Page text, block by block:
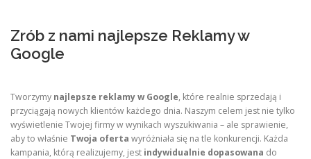
Zrób z nami najlepsze Reklamy w
Google
Tworzymy najlepsze reklamy w Google, które realnie sprzedają i
przyciągają nowych klientów każdego dnia. Naszym celem jest nie tylko
wyświetlenie Twojej firmy w wynikach wyszukiwania – ale sprawienie,
aby to właśnie Twoja oferta wyróżniała się na tle konkurencji. Każda
kampania, którą realizujemy, jest indywidualnie dopasowana do